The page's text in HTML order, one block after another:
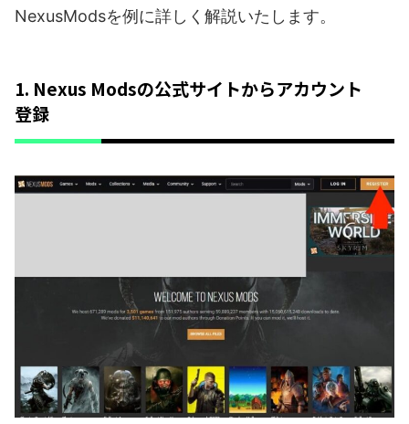
NexusModsを例に詳しく解説いたします。
1. Nexus Modsの公式サイトからアカウント
登録